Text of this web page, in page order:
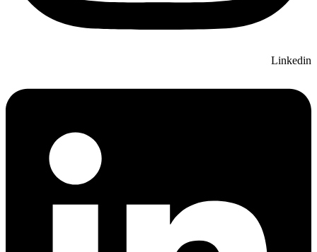
Linkedin